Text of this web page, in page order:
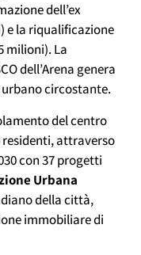
dell’ex
e la riqualificazione
milioni). La
dell’Arena genera
circostante.
del centro
residenti, attraverso
con 37 progetti
Urbana
della città,
immobiliare di